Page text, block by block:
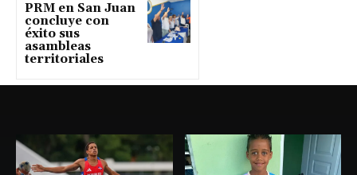
PRM en San Juan
concluye con
éxito sus
asambleas
territoriales